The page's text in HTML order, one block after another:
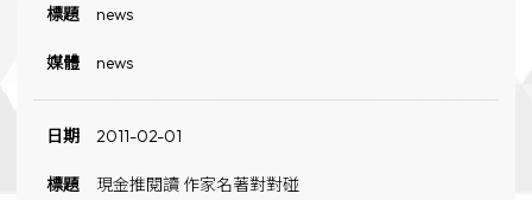
news
news
2011-02-01
現金推閱讀 作家名著對對碰